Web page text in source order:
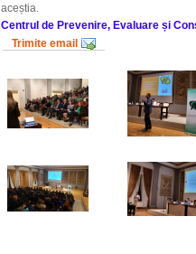
aceștia.
Centrul de Prevenire, Evaluare și
Trimite email